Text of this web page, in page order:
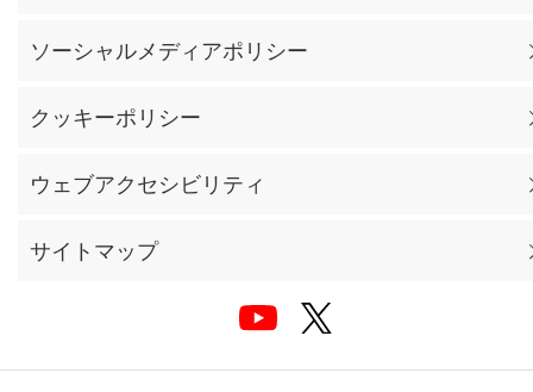
ソーシャルメディアポリシー
クッキーポリシー
ウェブアクセシビリティ
サイトマップ